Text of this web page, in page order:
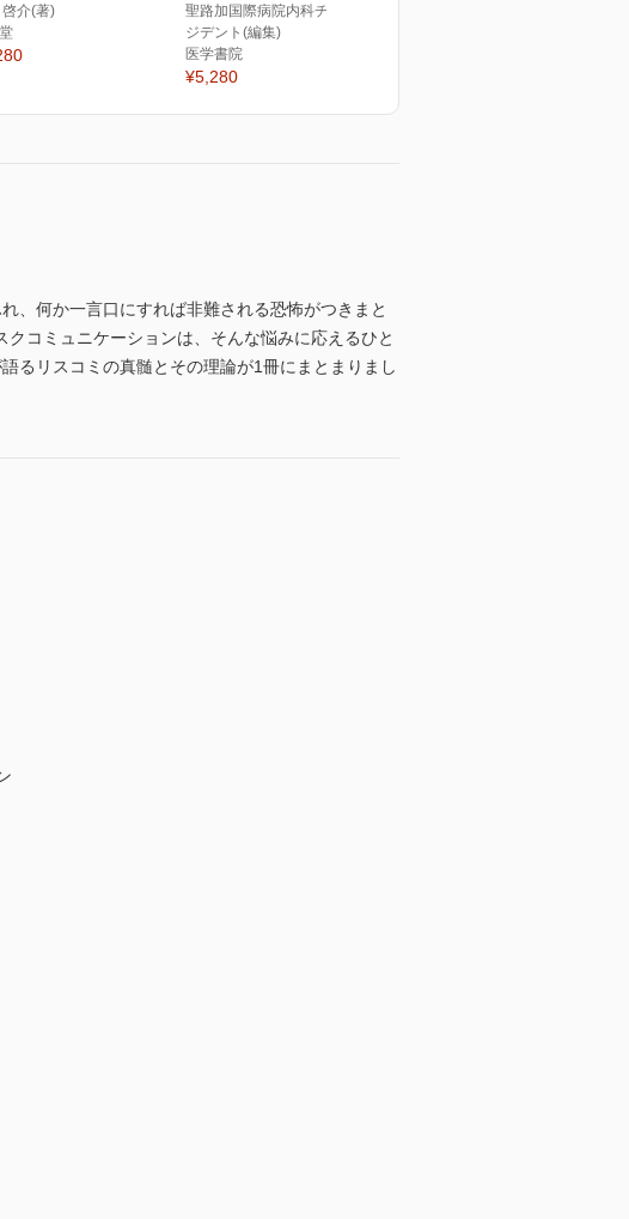
啓介(著)
聖路加国際病院内科チーフレ
ジデント(編集)
医学書院
¥5,280
、何か一言口にすれば非難される恐怖がつきまと
コミュニケーションは、そんな悩みに応えるひと
るリスコミの真髄とその理論が1冊にまとまりまし